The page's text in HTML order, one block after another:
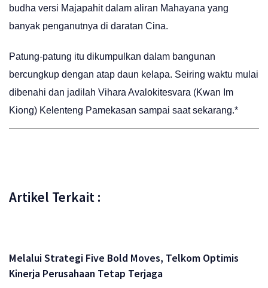
budha versi Majapahit dalam aliran Mahayana yang
banyak penganutnya di daratan Cina.
Patung-patung itu dikumpulkan dalam bangunan
bercungkup dengan atap daun kelapa. Seiring waktu mulai
dibenahi dan jadilah Vihara Avalokitesvara (Kwan Im
Kiong) Kelenteng Pamekasan sampai saat sekarang.*
Artikel Terkait :
Melalui Strategi Five Bold Moves, Telkom Optimis
Kinerja Perusahaan Tetap Terjaga